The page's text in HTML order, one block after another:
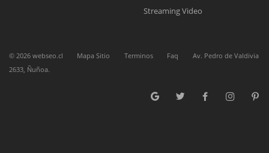
Streaming Video
© 2026 webseo.cl Mapa Sitio Terminos Faq
Av. Pedro de Valdivia
2633, Ñuñoa.